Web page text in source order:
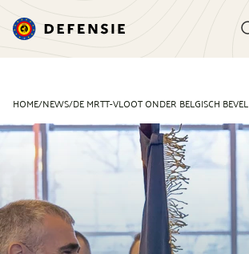
HOME/NEWS/DE MRTT-VLOOT ONDER BELGISCH BEVEL